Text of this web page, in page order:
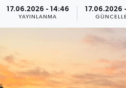
17.06.2026 - 14:46
YAYINLANMA
17.06.2026
SPOR
DÜNYA
Son Dakika Haberleri